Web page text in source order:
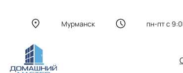
Мурманск пн-пт с